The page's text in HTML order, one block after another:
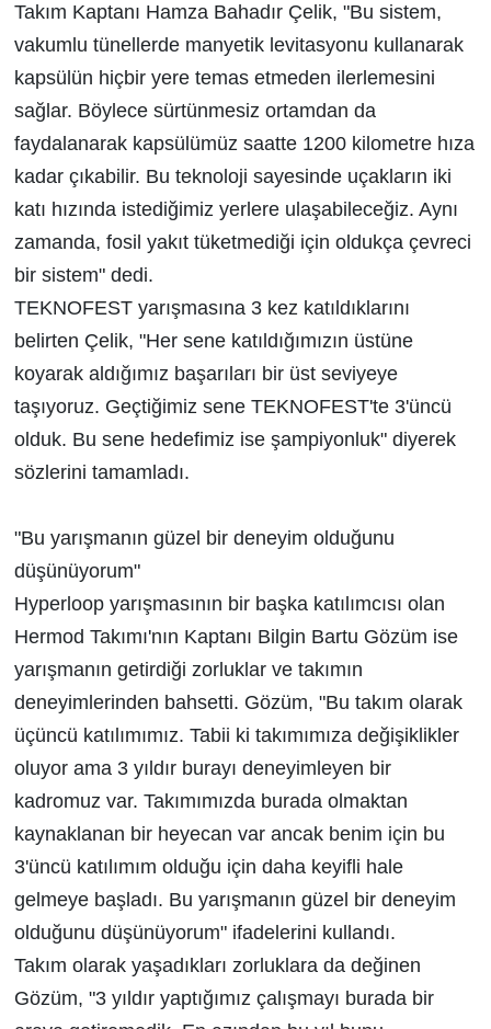
Takım Kaptanı Hamza Bahadır Çelik, "Bu sistem,
vakumlu tünellerde manyetik levitasyonu kullanarak
kapsülün hiçbir yere temas etmeden ilerlemesini
sağlar. Böylece sürtünmesiz ortamdan da
faydalanarak kapsülümüz saatte 1200 kilometre hıza
kadar çıkabilir. Bu teknoloji sayesinde uçakların iki
katı hızında istediğimiz yerlere ulaşabileceğiz. Aynı
zamanda, fosil yakıt tüketmediği için oldukça çevreci
bir sistem" dedi.
TEKNOFEST yarışmasına 3 kez katıldıklarını
belirten Çelik, "Her sene katıldığımızın üstüne
koyarak aldığımız başarıları bir üst seviyeye
taşıyoruz. Geçtiğimiz sene TEKNOFEST'te 3'üncü
olduk. Bu sene hedefimiz ise şampiyonluk" diyerek
sözlerini tamamladı.
"Bu yarışmanın güzel bir deneyim olduğunu
düşünüyorum"
Hyperloop yarışmasının bir başka katılımcısı olan
Hermod Takımı'nın Kaptanı Bilgin Bartu Gözüm ise
yarışmanın getirdiği zorluklar ve takımın
deneyimlerinden bahsetti. Gözüm, "Bu takım olarak
üçüncü katılımımız. Tabii ki takımımıza değişiklikler
oluyor ama 3 yıldır burayı deneyimleyen bir
kadromuz var. Takımımızda burada olmaktan
kaynaklanan bir heyecan var ancak benim için bu
3'üncü katılımım olduğu için daha keyifli hale
gelmeye başladı. Bu yarışmanın güzel bir deneyim
olduğunu düşünüyorum" ifadelerini kullandı.
Takım olarak yaşadıkları zorluklara da değinen
Gözüm, "3 yıldır yaptığımız çalışmayı burada bir